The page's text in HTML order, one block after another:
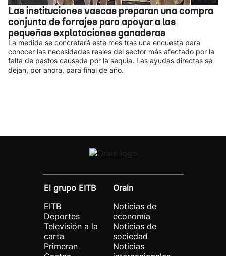
Las instituciones vascas preparan una compra
conjunta de forrajes para apoyar a las
pequeñas explotaciones ganaderas
La medida se concretará este mes tras una encuesta para
conocer las necesidades reales del sector más afectado por la
falta de pastos causada por la sequía. Las ayudas directas se
dejan, por ahora, para final de año.
El grupo EITB
EITB
Deportes
Televisión a la
carta
Primeran
Orain
Noticias de
economía
Noticias de
sociedad
Noticias